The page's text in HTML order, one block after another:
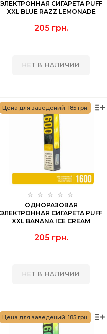
ЭЛЕКТРОННАЯ СИГАРЕТА PUFF
XXL BLUE RAZZ LEMONADE
ЛИМОНАД) 1600 PUFF
205 грн.
НЕТ В НАЛИЧИИ
Цена для заведений: 185 грн.
ОДНОРАЗОВАЯ
ЭЛЕКТРОННАЯ СИГАРЕТА PUFF
XXL BANANA ICE CREAM
1600 PUFF
205 грн.
НЕТ В НАЛИЧИИ
Цена для заведений: 185 грн.